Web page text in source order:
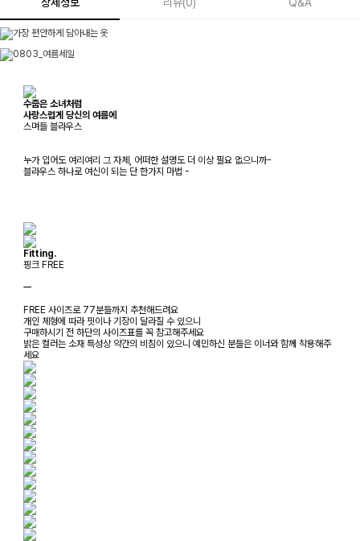
상세정보 리뷰(0) Q&A
수줍은 소녀처럼
사랑스럽게 당신의 여름에
스며들 블라우스
누가 입어도 여리여리 그 자체, 어떠한 설명도 더 이상 필요 없으니까-
블라우스 하나로 여신이 되는 단 한가지 마법 -
Fitting.
핑크 FREE
ㅡ
FREE 사이즈로 77분들까지 추천해드려요
개인 체형에 따라 핏이나 기장이 달라질 수 있으니
구매하시기 전 하단의 사이즈표를 꼭 참고해주세요
밝은 컬러는 소재 특성상 약간의 비침이 있으니 예민하신 분들은 이너와 함께 착용해주
세요